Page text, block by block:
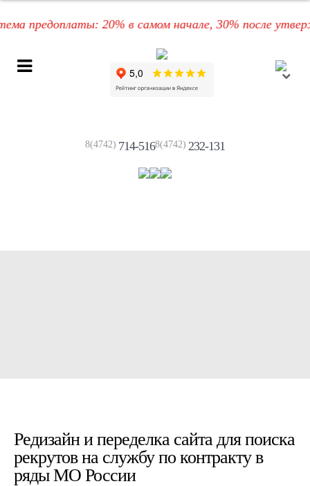
предоплаты: 20% в самом начале, 30% после
8(4742) 714-5168(4742) 232-131
Редизайн и переделка сайта для поиска
рекрутов на службу по контракту в
ряды МО России